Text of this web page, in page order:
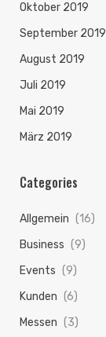
Oktober 2019
September 2019
August 2019
Juli 2019
Mai 2019
März 2019
Categories
Allgemein (16)
Business (9)
Events (9)
Kunden (6)
Messen (3)